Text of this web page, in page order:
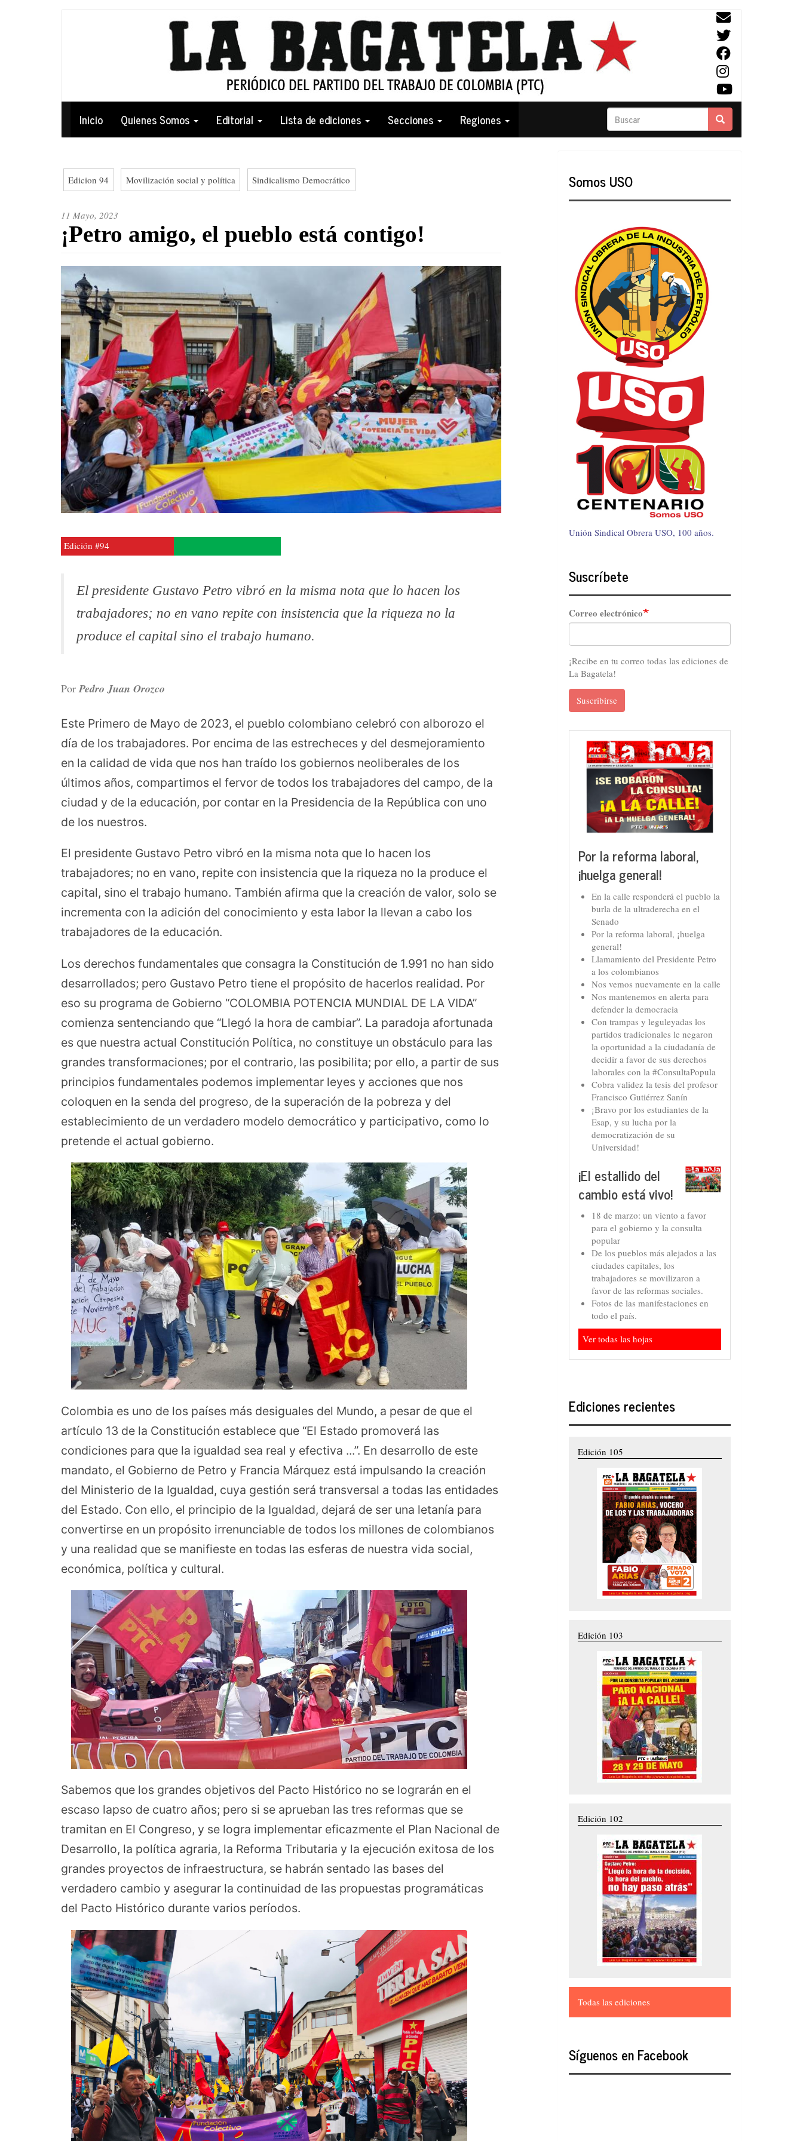
Navegación
principal
Inicio Quienes Somos Editorial Lista de ediciones Secciones Regiones Buscar Buscar
Edicion 94 Movilización social y política Sindicalismo Democrático
11 Mayo, 2023
¡Petro amigo, el pueblo está contigo!
Edición #94
El presidente Gustavo Petro vibró en la misma nota que lo hacen los
trabajadores; no en vano repite con insistencia que la riqueza no la
produce el capital sino el trabajo humano.
Por Pedro Juan Orozco
Este Primero de Mayo de 2023, el pueblo colombiano celebró con alborozo el
día de los trabajadores. Por encima de las estrecheces y del desmejoramiento
en la calidad de vida que nos han traído los gobiernos neoliberales de los
últimos años, compartimos el fervor de todos los trabajadores del campo, de la
ciudad y de la educación, por contar en la Presidencia de la República con uno
de los nuestros.
El presidente Gustavo Petro vibró en la misma nota que lo hacen los
trabajadores; no en vano, repite con insistencia que la riqueza no la produce el
capital, sino el trabajo humano. También afirma que la creación de valor, solo se
incrementa con la adición del conocimiento y esta labor la llevan a cabo los
trabajadores de la educación.
Los derechos fundamentales que consagra la Constitución de 1.991 no han sido
desarrollados; pero Gustavo Petro tiene el propósito de hacerlos realidad. Por
eso su programa de Gobierno “COLOMBIA POTENCIA MUNDIAL DE LA VIDA”
comienza sentenciando que “Llegó la hora de cambiar”. La paradoja afortunada
es que nuestra actual Constitución Política, no constituye un obstáculo para las
grandes transformaciones; por el contrario, las posibilita; por ello, a partir de sus
principios fundamentales podemos implementar leyes y acciones que nos
coloquen en la senda del progreso, de la superación de la pobreza y del
establecimiento de un verdadero modelo democrático y participativo, como lo
pretende el actual gobierno.
Colombia es uno de los países más desiguales del Mundo, a pesar de que el
artículo 13 de la Constitución establece que “El Estado promoverá las
condiciones para que la igualdad sea real y efectiva ...”. En desarrollo de este
mandato, el Gobierno de Petro y Francia Márquez está impulsando la creación
del Ministerio de la Igualdad, cuya gestión será transversal a todas las entidades
del Estado. Con ello, el principio de la Igualdad, dejará de ser una letanía para
convertirse en un propósito irrenunciable de todos los millones de colombianos
y una realidad que se manifieste en todas las esferas de nuestra vida social,
económica, política y cultural.
Sabemos que los grandes objetivos del Pacto Histórico no se lograrán en el
escaso lapso de cuatro años; pero si se aprueban las tres reformas que se
tramitan en El Congreso, y se logra implementar eficazmente el Plan Nacional de
Desarrollo, la política agraria, la Reforma Tributaria y la ejecución exitosa de los
grandes proyectos de infraestructura, se habrán sentado las bases del
verdadero cambio y asegurar la continuidad de las propuestas programáticas
del Pacto Histórico durante varios períodos.
Somos USO
Unión Sindical Obrera USO, 100 años.
Suscríbete
Correo electrónico
¡Recibe en tu correo todas las ediciones de
La Bagatela!
Suscribirse
Por la reforma laboral,
¡huelga general!
En la calle responderá el pueblo la
burla de la ultraderecha en el
Senado
Por la reforma laboral, ¡huelga
general!
Llamamiento del Presidente Petro
a los colombianos
Nos vemos nuevamente en la calle
Nos mantenemos en alerta para
defender la democracia
Con trampas y leguleyadas los
partidos tradicionales le negaron
la oportunidad a la ciudadanía de
decidir a favor de sus derechos
laborales con la #ConsultaPopula
Cobra validez la tesis del profesor
Francisco Gutiérrez Sanín
¡Bravo por los estudiantes de la
Esap, y su lucha por la
democratización de su
Universidad!
¡El estallido del
cambio está vivo!
18 de marzo: un viento a favor
para el gobierno y la consulta
popular
De los pueblos más alejados a las
ciudades capitales, los
trabajadores se movilizaron a
favor de las reformas sociales.
Fotos de las manifestaciones en
todo el país.
Ver todas las hojas
Ediciones recientes
Edición 105
Edición 103
Edición 102
Todas las ediciones
Síguenos en Facebook